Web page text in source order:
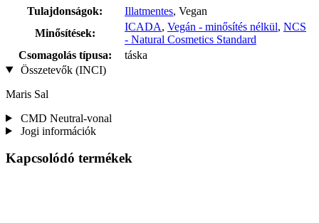
Tulajdonságok:
Illatmentes, Vegan
Minősítések:
ICADA, Vegán - minősítés nélkül, NCS
- Natural Cosmetics Standard
Csomagolás típusa:
táska
Összetevők (INCI)
Maris Sal
CMD Neutral-vonal
Jogi információk
Kapcsolódó termékek